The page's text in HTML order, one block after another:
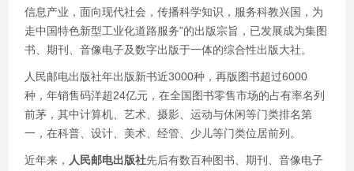
信息产业，面向现代社会，传播科学知识，服务科教兴国，为
走中国特色新型工业化道路服务”的出版宗旨，已发展成为集图
书、期刊、音像电子及数字出版于一体的综合性出版大社。
人民邮电出版社年出版新书近3000种，再版图书超过6000
种，年销售码洋超24亿元，在全国图书零售市场的占有率名列
前茅，其中计算机、艺术、摄影、运动与休闲等门类排名第
一，在科普、设计、美术、经管、少儿等门类位居前列。
近年来， 人民邮电出版社先后有数百种图书、期刊、音像电子